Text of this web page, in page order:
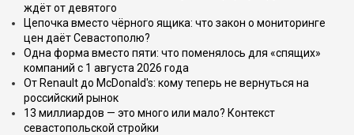
ждёт от девятого
Цепочка вместо чёрного ящика: что закон о мониторинге
цен даёт Севастополю?
Одна форма вместо пяти: что поменялось для «спящих»
компаний с 1 августа 2026 года
От Renault до McDonald's: кому теперь не вернуться на
российский рынок
13 миллиардов — это много или мало? Контекст
севастопольской стройки